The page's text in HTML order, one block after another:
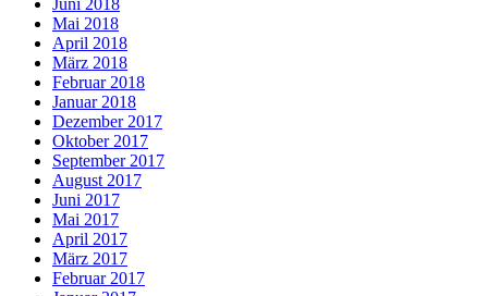
Juni 2018
Mai 2018
April 2018
März 2018
Februar 2018
Januar 2018
Dezember 2017
Oktober 2017
September 2017
August 2017
Juni 2017
Mai 2017
April 2017
März 2017
Februar 2017